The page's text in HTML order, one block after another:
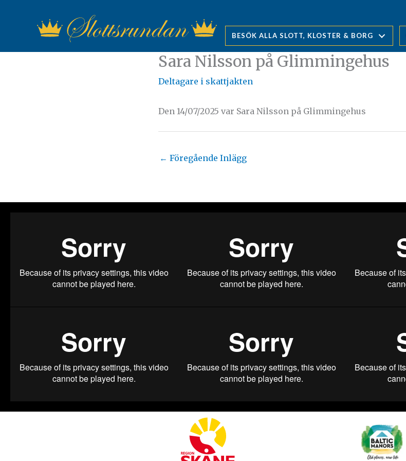
BESÖK ALLA SLOTT, KLOSTER & BORG
Sara Nilsson på Glimmingehus
Deltagare i skattjakten
Den 14/07/2025 var Sara Nilsson på Glimmingehus
← Föregående Inlägg